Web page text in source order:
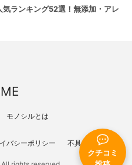
クチコミ
気ランキング52選！無添加・アレ
モノシルとは
バシーポリシー 不具合報告